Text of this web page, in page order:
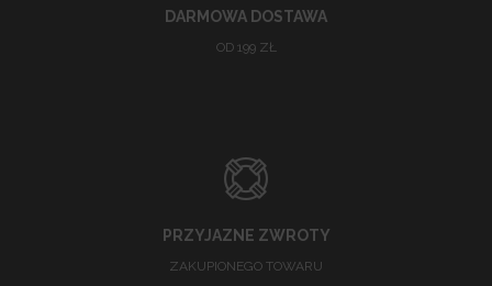
DARMOWA DOSTAWA
OD 199 ZŁ
PRZYJAZNE ZWROTY
ZAKUPIONEGO TOWARU